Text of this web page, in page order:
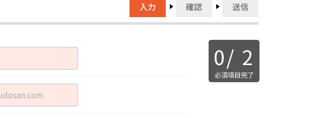
0/ 2
必須項目完了
入力 確認 送信